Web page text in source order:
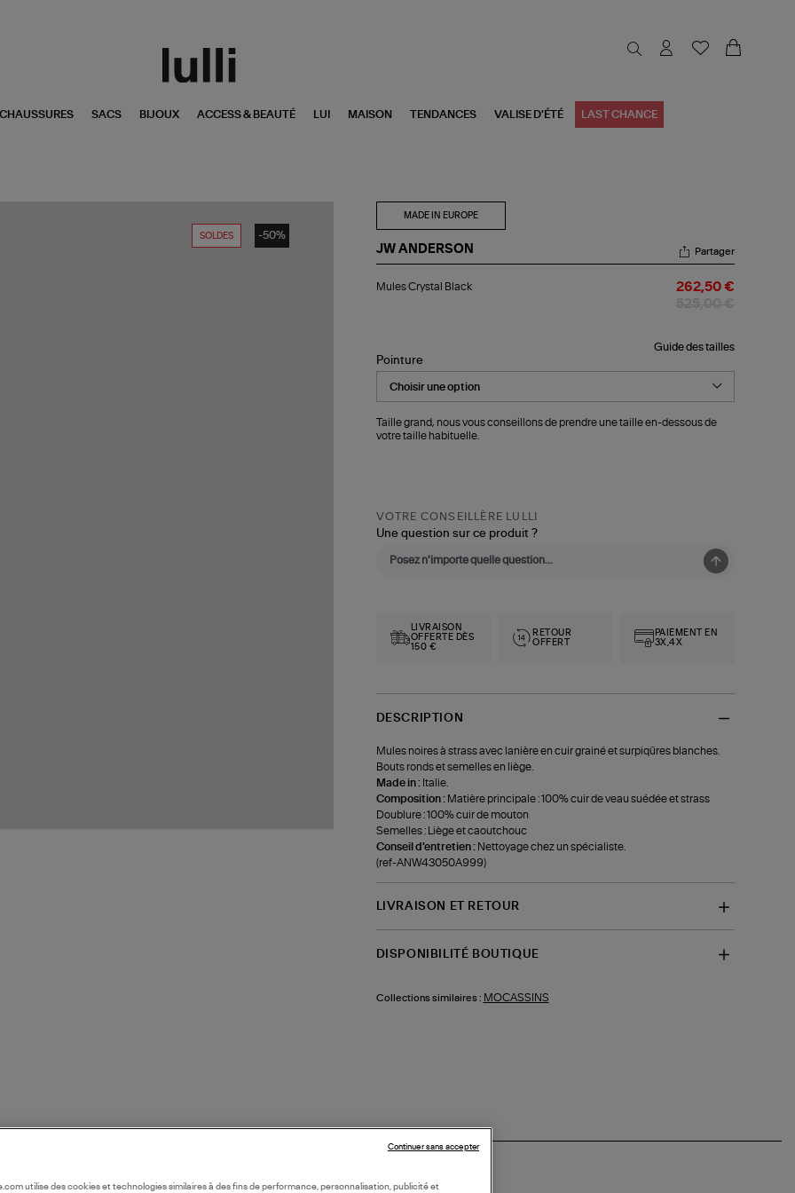
CHAUSSURES SACS BIJOUX ACCESS & BEAUTÉ LUI MAISON TENDANCES VALISE D'ÉTÉ LAST CHANCE
SOLDES -50%
MADE IN EUROPE
JW ANDERSON
Crystal
Partager
Mules Crystal Black 262,50 €
Guide des tailles
Pointure
Taille grand, nous vous conseillons de prendre une taille en-dessous de
votre taille habituelle.
VOTRE CONSEILLÈRE LULLI
Une question sur ce produit ?
LIVRAISON
OFFERTE DÈS
150 €
RETOUR
OFFERT
PAIEMENT EN
3X,4X
DESCRIPTION
Mules noires à strass avec lanière en cuir grainé et surpiqûres blanches.
Bouts ronds et semelles en liège.
Made in : Italie.
Composition : Matière principale : 100% cuir de veau suédée et strass
Doublure : 100% cuir de mouton
Semelles : Liège et caoutchouc
Conseil d'entretien : Nettoyage chez un spécialiste.
(ref-ANW43050A999)
LIVRAISON ET RETOUR
DISPONIBILITÉ BOUTIQUE
Collections similaires : MOCASSINS
utilise des cookies et technologies similaires à des fins de performance, personnalisation, publicité et
Continuer sans accepter